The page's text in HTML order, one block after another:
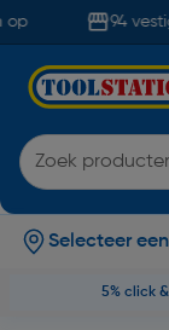
94
Selecteer
5% click